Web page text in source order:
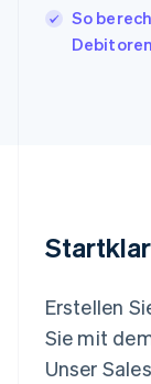
So
Erstellen
Sie mit
Unser
English
English
Español
English